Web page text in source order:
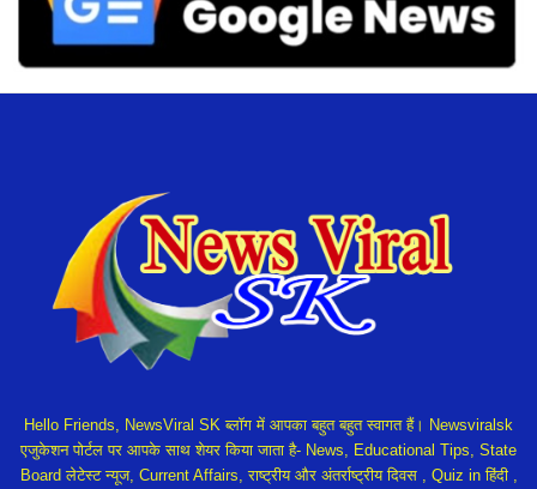
Hello Friends, NewsViral SK ब्लॉग में आपका बहुत बहुत स्वागत हैं। Newsviralsk
एजुकेशन पोर्टल पर आपके साथ शेयर किया जाता है- News, Educational Tips, State
Board लेटेस्ट न्यूज, Current Affairs, राष्ट्रीय और अंतर्राष्ट्रीय दिवस , Quiz in हिंदी ,